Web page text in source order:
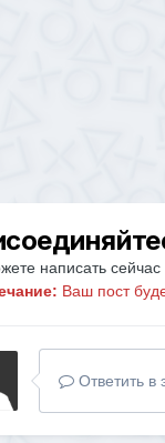
написать сейчас
Ваш пост
Ответить в